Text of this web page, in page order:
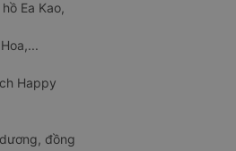
Ea Kao,
Happy
đồng